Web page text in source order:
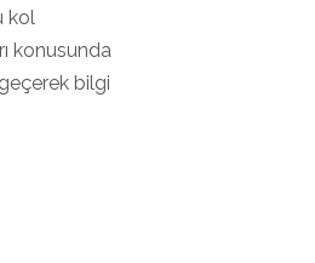
kol
konusunda
bilgi